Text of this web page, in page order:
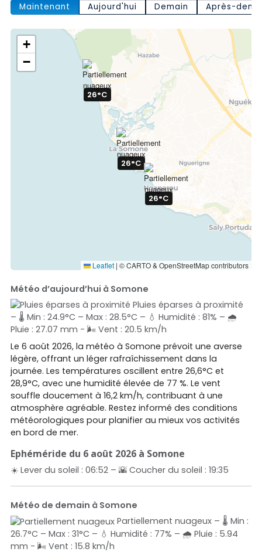
Maintenant
Aujourd'hui Demain Après-
26°C
26°C
26°C
+
−
Leaflet | © CARTO & OpenStreetMap contributors
Météo d’aujourd’hui à Somone
Pluies éparses à proximité
– 🌡️ Min : 24.9°C – Max : 28.5°C – 💧 Humidité : 81% – 🌧️
Pluie : 27.07 mm - 🌬️ Vent : 20.5 km/h
Le 6 août 2026, la météo à Somone prévoit une averse
légère, offrant un léger rafraîchissement dans la
journée. Les températures oscillent entre 26,6°C et
28,9°C, avec une humidité élevée de 77 %. Le vent
souffle doucement à 16,2 km/h, contribuant à une
atmosphère agréable. Restez informé des conditions
météorologiques pour planifier au mieux vos activités
en bord de mer.
Ephéméride du 6 août 2026 à Somone
☀️ Lever du soleil : 06:52 – 🌇 Coucher du soleil : 19:35
Météo de demain à Somone
Partiellement nuageux – 🌡️ Min :
26.7°C – Max : 31°C – 💧 Humidité : 77% – 🌧️ Pluie : 5.94
mm - 🌬️ Vent : 15.8 km/h